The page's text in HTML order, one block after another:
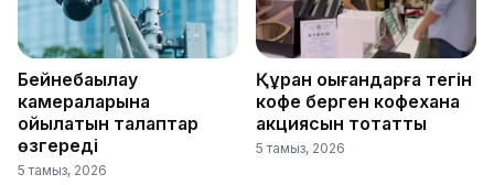
Бейнебақылау
камераларына
қойылатын талаптар
өзгереді
5 тамыз, 2026
Құран оқығандарға тегін
кофе берген кофехана
акциясын тоқтатты
5 тамыз, 2026